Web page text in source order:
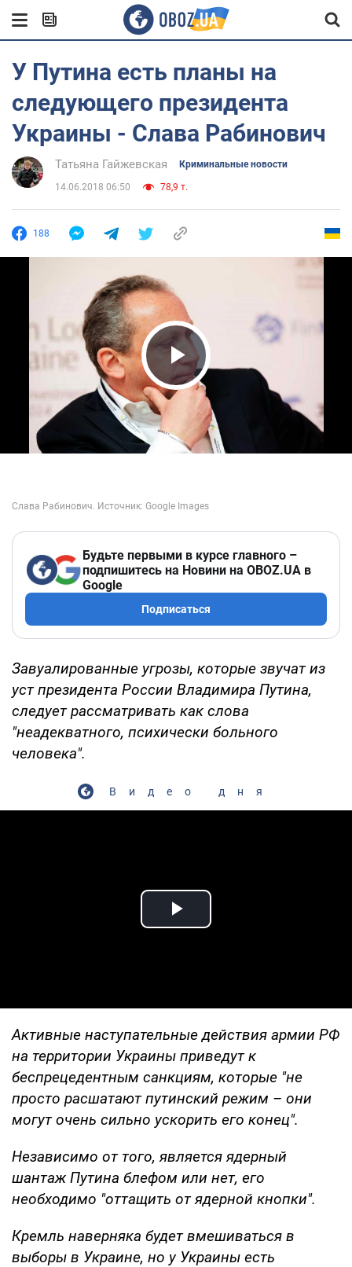
У Путина есть планы на
следующего президента
Украины - Слава Рабинович
Татьяна Гайжевская Криминальные новости
14.06.2018 06:50 78,9 т.
188
Play Video
Будьте первыми в курсе главного –
подпишитесь на Новини на OBOZ.UA в
Google
Подписаться
Завуалированные угрозы, которые звучат из
уст президента России Владимира Путина,
следует рассматривать как слова
"неадекватного, психически больного
человека".
Видео дня
Play Video
Активные наступательные действия армии РФ
на территории Украины приведут к
беспрецедентным санкциям, которые "не
просто расшатают путинский режим – они
могут очень сильно ускорить его конец".
Независимо от того, является ядерный
шантаж Путина блефом или нет, его
необходимо "оттащить от ядерной кнопки".
Кремль наверняка будет вмешиваться в
выборы в Украине, но у Украины есть